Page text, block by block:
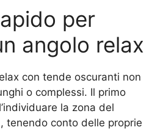
per
angolo relax
con tende oscuranti non
o complessi. Il primo
la zona del
tenendo conto delle proprie